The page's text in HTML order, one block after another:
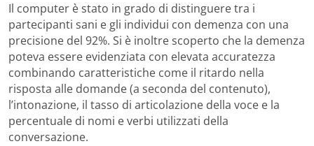
Il computer è stato in grado di distinguere tra i
partecipanti sani e gli individui con demenza con una
precisione del 92%. Si è inoltre scoperto che la demenza
poteva essere evidenziata con elevata accuratezza
combinando caratteristiche come il ritardo nella
risposta alle domande (a seconda del contenuto),
l’intonazione, il tasso di articolazione della voce e la
percentuale di nomi e verbi utilizzati della
conversazione.